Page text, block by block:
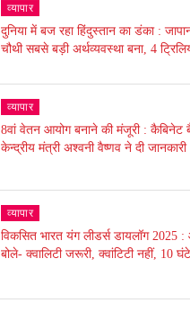
व्यापार
दुनिया में बज रहा हिंदुस्तान का डंका :
चौथी सबसे बड़ी अर्थव्यवस्था बना, 4
व्यापार
8वां वेतन आयोग बनाने की मंजूरी : कैबिनेट बैठक के बाद
केन्द्रीय मंत्री अश्वनी वैष्णव ने दी
व्यापार
विकसित भारत यंग लीडर्स डायलॉग 2025 :
बोले- क्वालिटी जरूरी, क्वांटिटी नहीं, 10